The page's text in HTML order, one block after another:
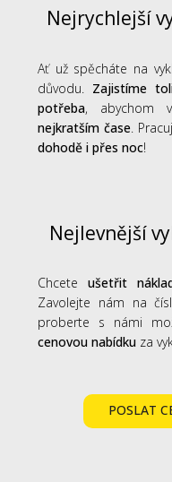
Nejrychlejší
Ať už spěcháte na
důvodu. Zajistíme
potřeba, abychom
nejkratším čase.
dohodě i přes noc!
Nejlevnější
Chcete ušetřit
Zavolejte nám na
proberte s námi
cenovou nabídku za
POSLAT